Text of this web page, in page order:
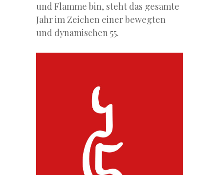
und Flamme bin, steht das gesamte
Jahr im Zeichen einer bewegten
und dynamischen 55.